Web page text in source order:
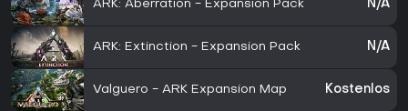
ARK: Aberration - Expansion Pack N/A
ARK: Extinction - Expansion Pack N/A
Valguero - ARK Expansion Map Kostenlos